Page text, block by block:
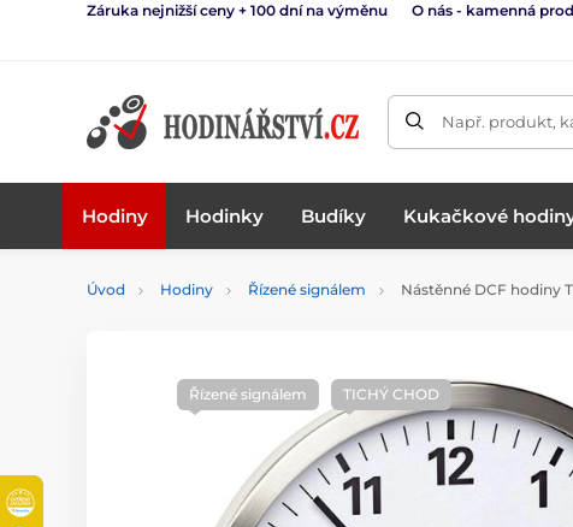
Záruka nejnižší ceny + 100 dní na výměnu O nás - kamenná
Např. produkt,
Hodiny Hodinky Budíky Kukačkové
Úvod Hodiny Řízené signálem Nástěnné DCF hodiny
Řízené signálem TICHÝ CHOD